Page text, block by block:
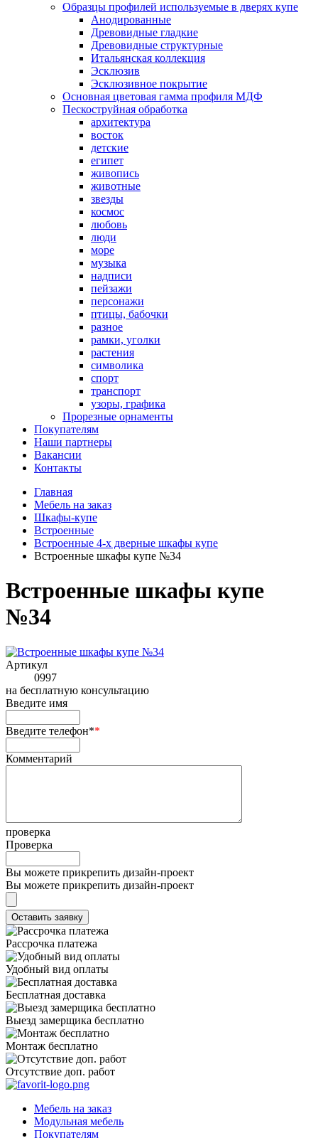
Образцы профилей используемые в дверях купе
Анодированные
Древовидные гладкие
Древовидные структурные
Итальянская коллекция
Эсклюзив
Эсклюзивное покрытие
Основная цветовая гамма профиля МДФ
Пескоструйная обработка
архитектура
восток
детские
египет
живопись
животные
звезды
космос
любовь
люди
море
музыка
надписи
пейзажи
персонажи
птицы, бабочки
разное
рамки, уголки
растения
символика
спорт
транспорт
узоры, графика
Прорезные орнаменты
Покупателям
Наши партнеры
Вакансии
Контакты
Главная
Мебель на заказ
Шкафы-купе
Встроенные
Встроенные 4-х дверные шкафы купе
Встроенные шкафы купе №34
Встроенные шкафы купе
№34
Артикул
0997
на бесплатную консультацию
Введите имя
Введите телефон**
Комментарий
проверка
Проверка
Вы можете прикрепить дизайн-проект
Вы можете прикрепить дизайн-проект
Рассрочка платежа
Удобный вид оплаты
Бесплатная доставка
Выезд замерщика бесплатно
Монтаж бесплатно
Отсутствие доп. работ
Мебель на заказ
Модульная мебель
Покупателям